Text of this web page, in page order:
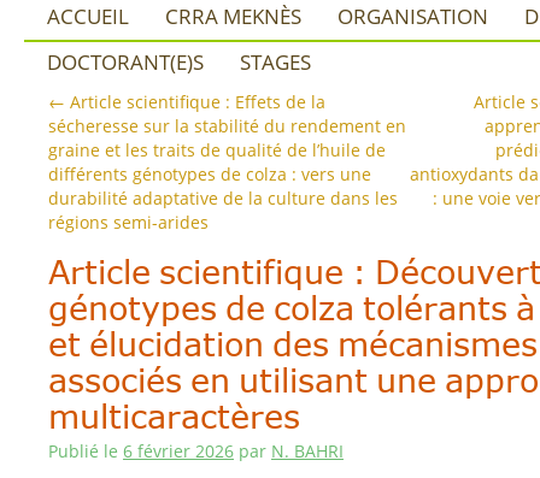
ACCUEIL CRRA MEKNÈS ORGANISATION
DOCTORANT(E)S
STAGES
← Article scientifique : Effets de la
sécheresse sur la stabilité du rendement en
graine et les traits de qualité de l’huile de
différents génotypes de colza : vers une
durabilité adaptative de la culture dans les
régions semi-arides
Article
antioxydants
: une voie
Article scientifique :
génotypes de colza tolérants
et élucidation des
associés en utilisant une
multicaractères
Publié le 6 février 2026 par N. BAHRI